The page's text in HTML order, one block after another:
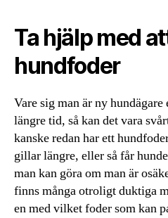
Ta hjälp med
hundfoder
Vare sig man är ny
längre tid, så kan det vara
kanske redan har ett
gillar längre, eller så får
man kan göra om man är
finns många otroligt duktiga
en med vilket foder som kan